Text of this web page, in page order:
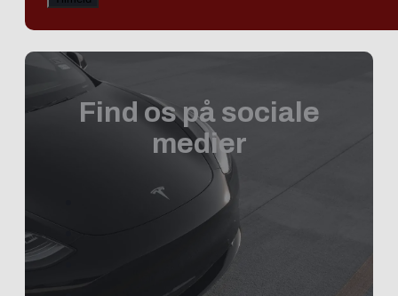
Find os på sociale
medier